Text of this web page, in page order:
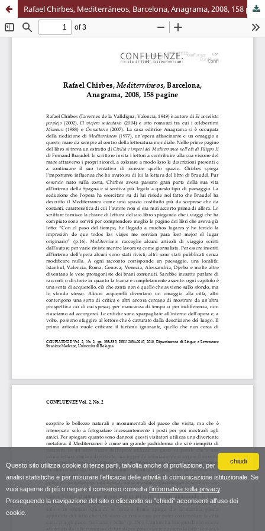
chiudi
Questo sito utilizza cookie di terze parti, talvolta anche di profilazione, per
analisi statistiche e per misurare l'efficacia delle attività di comunicazione istituzionale. Se
vuoi saperne di più o negare il consenso consulta l'informativa sulla privacy.
Proseguendo la navigazione del sito o cliccando su "chiudi" acconsenti all'uso dei
cookie.
Rafael Chirbes, Mediterráneos, Barcelona, Anagrama, 2008, 158 pagine